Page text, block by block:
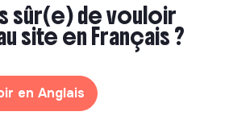
par l'expérimentation
Longue Durée à Pantin
: créer des emploisPantin, France
sûr(e) de vouloir
site en Français ?
en Anglais